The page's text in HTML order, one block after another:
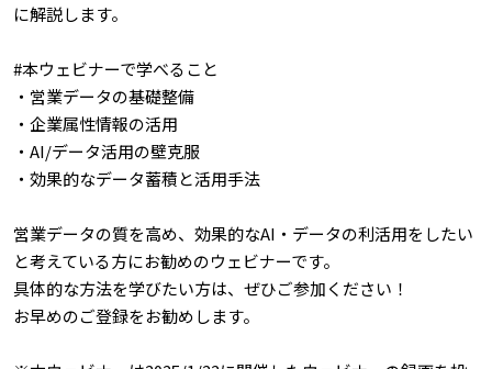
に解説します。
#本ウェビナーで学べること
・営業データの基礎整備
・企業属性情報の活用
・AI/データ活用の壁克服
・効果的なデータ蓄積と活用手法
営業データの質を高め、効果的なAI・データの利活用をしたい
と考えている方にお勧めのウェビナーです。
具体的な方法を学びたい方は、ぜひご参加ください！
お早めのご登録をお勧めします。